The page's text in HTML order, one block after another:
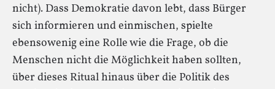
nicht). Dass Demokratie davon lebt, dass Bürger
sich informieren und einmischen, spielte
ebensowenig eine Rolle wie die Frage, ob die
Menschen nicht die Möglichkeit haben sollten,
über dieses Ritual hinaus über die Politik des